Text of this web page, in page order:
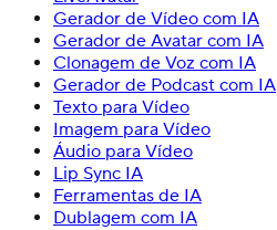
Gerador de Vídeo com IA
Gerador de Avatar com IA
Clonagem de Voz com IA
Gerador de Podcast com IA
Texto para Vídeo
Imagem para Vídeo
Áudio para Vídeo
Lip Sync IA
Ferramentas de IA
Dublagem com IA